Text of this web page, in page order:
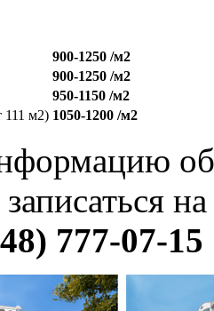
900-1250 /м2
900-1250 /м2
950-1150 /м2
111 м2) 1050-1200 /м2
записаться
777-07-15